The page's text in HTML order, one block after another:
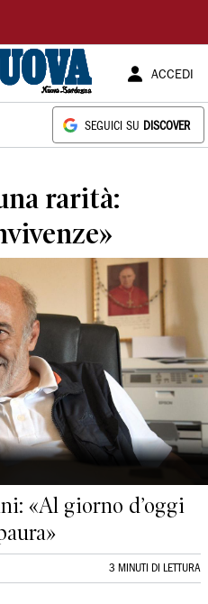
ACCEDI
SEGUICI SU DISCOVER
rarità:
«Al giorno d’oggi
3 MINUTI DI LETTURA